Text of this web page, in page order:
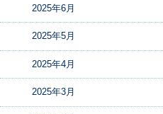
2025年6月
2025年5月
2025年4月
2025年3月